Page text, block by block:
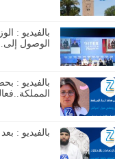
بالفيديو :
الوصول
بالفيديو :
بالفيديو :